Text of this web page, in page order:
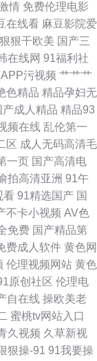
狼人香蕉综合 日韩
爱激情com 超碰碰
验黄 后入丝袜在线
产日韩综合 黑丝巨
费在线视频 91黄色
慰
情 免费伦理电影
在线看 麻豆影院爱
狠狠干欧美 国产三
在线网 91福利社
污视频 艹艹艹
色精品 精品孕妇无
产成人精品 精品93
频在线 乱伦第一
区 成人无码高清毛
一页 国产高清电
拍高清亚洲 91午
看 91精选国产 国
不卡小视频 AV色
免费 国产精品第
费成人软件 黄色网
伦理视频网站 黄色
原创社区 伦理电
自在线 操欧美老
蜜桃tv网站入口
久视频 久草新视
狠操-91 91我要操